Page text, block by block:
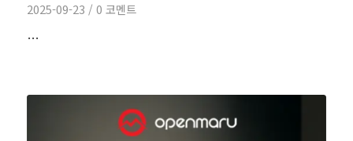
2025-09-23 / 0 코멘트
…